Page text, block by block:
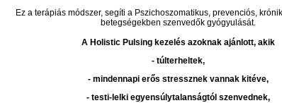
Ez a terápiás módszer, segíti a Pszichoszomatikus, prevenciós,
betegségekben szenvedők gyógyulását.
A Holistic Pulsing kezelés azoknak ajánlott, akik
- túlterheltek,
- mindennapi erős stressznek vannak kitéve,
- testi-lelki egyensúlytalanságtól szenvednek,